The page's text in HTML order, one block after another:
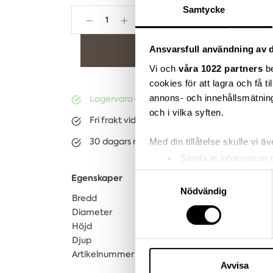
Samtycke
Ansvarsfull användning av
Vi och våra 1022 partners
cookies för att lagra och få
annons- och
och i vilka syften.
Med din tillåtelse skulle vi
Samla in information
Identifiera din enhet
Ta reda på mer om hur
eller dra tillbaka ditt
sociala medier och
till de sociala medier och
Nödvändig
Avvisa
Lägg i varukorgen
Lagervara (ca. 3-10 dagar)
Fri frakt vid köp över 3.000kr
30 dagars returrätt på lagervaror
Egenskaper
Bredd
11.3
Diameter
11
Höjd
12
Djup
6.7
Artikelnummer